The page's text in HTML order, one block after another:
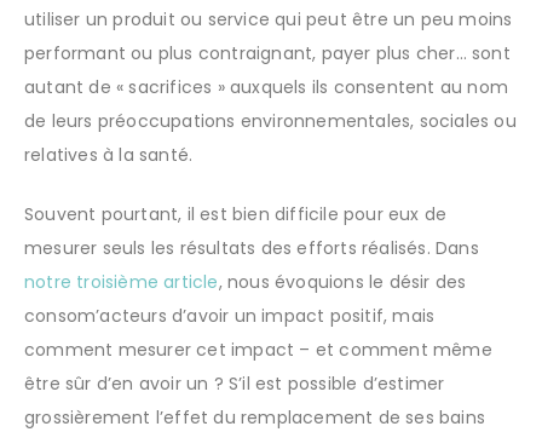
utiliser un produit ou service qui peut être un peu moins
performant ou plus contraignant, payer plus cher… sont
autant de « sacrifices » auxquels ils consentent au nom
de leurs préoccupations environnementales, sociales ou
relatives à la santé.
Souvent pourtant, il est bien difficile pour eux de
mesurer seuls les résultats des efforts réalisés. Dans
notre troisième article, nous évoquions le désir des
consom’acteurs d’avoir un impact positif, mais
comment mesurer cet impact – et comment même
être sûr d’en avoir un ? S’il est possible d’estimer
grossièrement l’effet du remplacement de ses bains